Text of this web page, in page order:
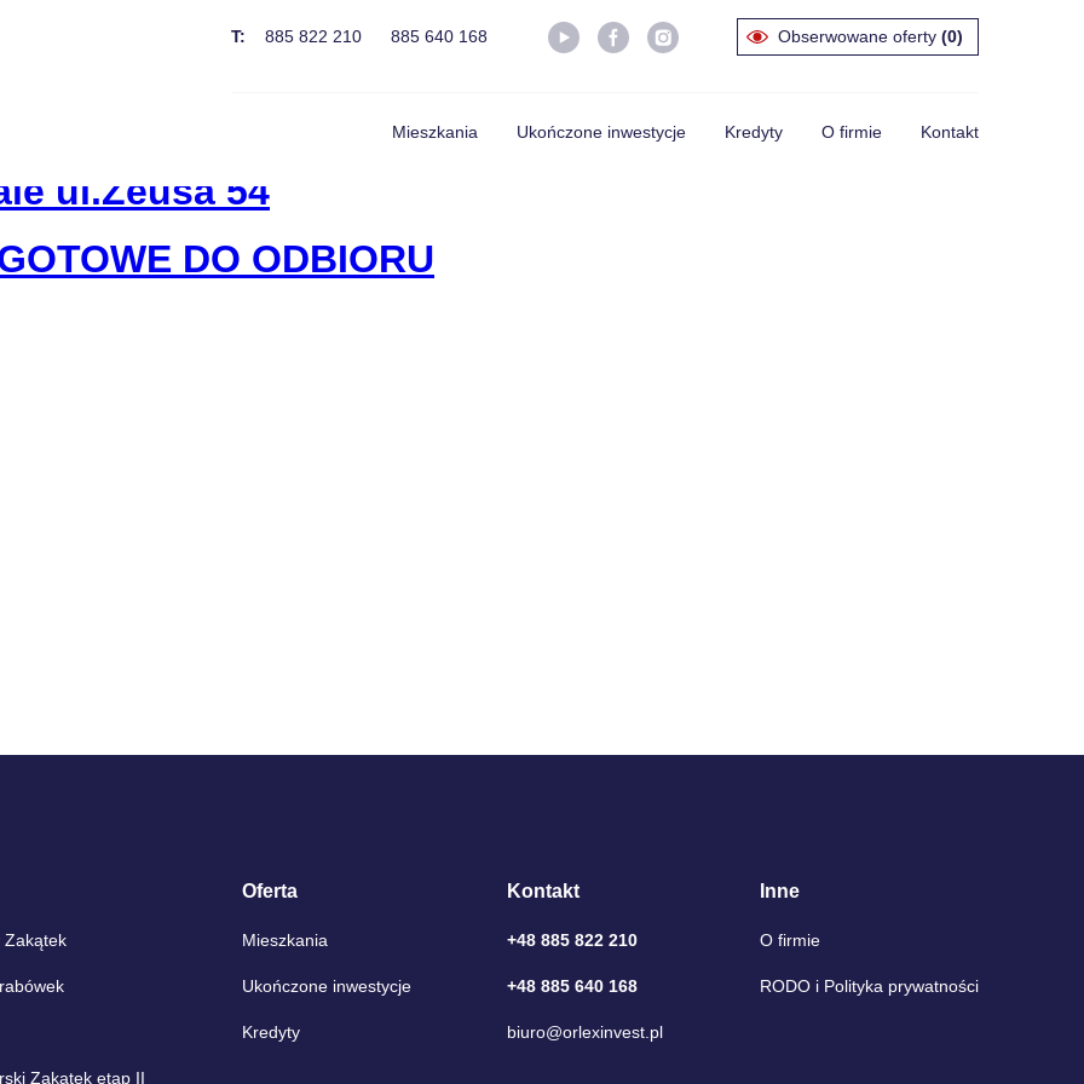
T: 885 822 210 885 640 168 Obserwowane oferty (0)
Mieszkania Ukończone inwestycje Kredyty O firmie Kontakt
ul.Zeusa 54
DO ODBIORU
Zakątek
Zakątek etap II
Oferta
Mieszkania
Ukończone inwestycje
Kredyty
Kontakt
+48 885 822 210
+48 885 640 168
biuro@orlexinvest.pl
Inne
O firmie
RODO i Polityka prywatności